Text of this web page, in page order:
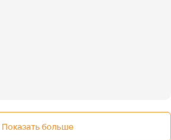
Показать больше